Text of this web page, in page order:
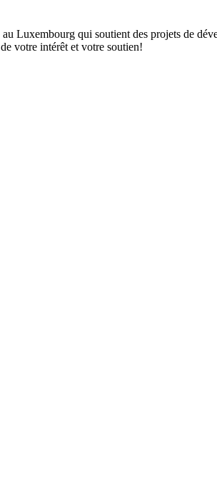
Luxembourg qui soutient des projets de
votre intérêt et votre soutien!